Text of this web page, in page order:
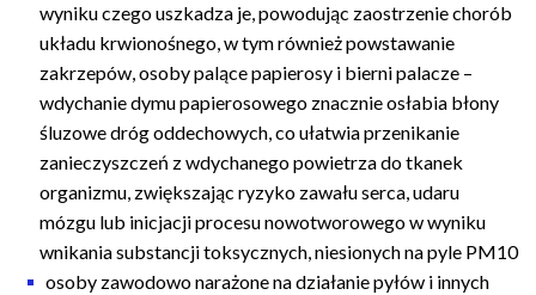
wyniku czego uszkadza je, powodując zaostrzenie chorób
układu krwionośnego, w tym również powstawanie
zakrzepów, osoby palące papierosy i bierni palacze –
wdychanie dymu papierosowego znacznie osłabia błony
śluzowe dróg oddechowych, co ułatwia przenikanie
zanieczyszczeń z wdychanego powietrza do tkanek
organizmu, zwiększając ryzyko zawału serca, udaru
mózgu lub inicjacji procesu nowotworowego w wyniku
wnikania substancji toksycznych, niesionych na pyle PM10
osoby zawodowo narażone na działanie pyłów i innych